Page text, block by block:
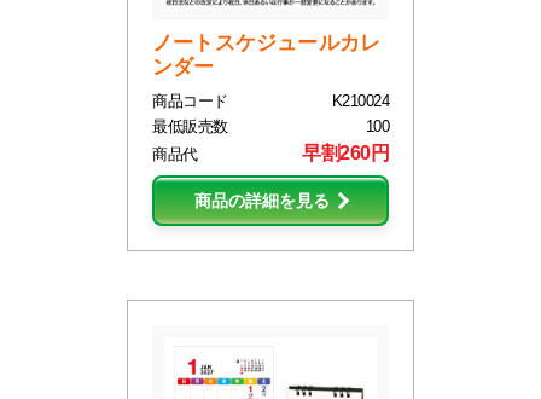
ノートスケジュールカレ
ンダー
商品コード
K210024
最低販売数
100
商品代
早割260円
商品の詳細を見る